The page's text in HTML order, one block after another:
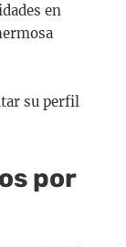
en
su perfil
por